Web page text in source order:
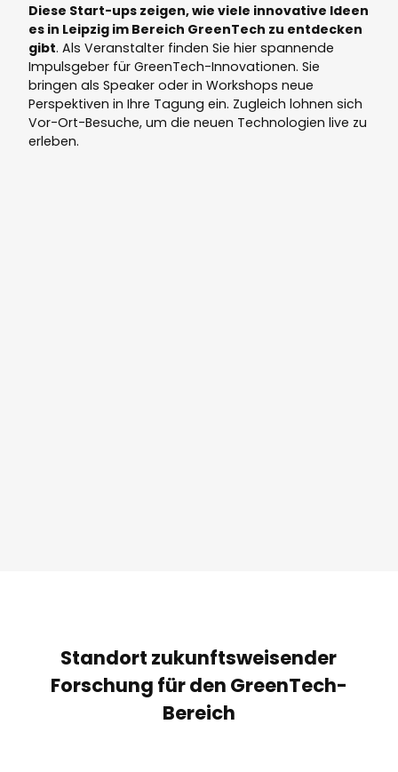
Diese Start-ups zeigen, wie viele innovative Ideen
es in Leipzig im Bereich GreenTech zu entdecken
gibt. Als Veranstalter finden Sie hier spannende
Impulsgeber für GreenTech-Innovationen. Sie
bringen als Speaker oder in Workshops neue
Perspektiven in Ihre Tagung ein. Zugleich lohnen sich
Vor-Ort-Besuche, um die neuen Technologien live zu
erleben.
Standort zukunftsweisender
Forschung für den GreenTech-
Bereich